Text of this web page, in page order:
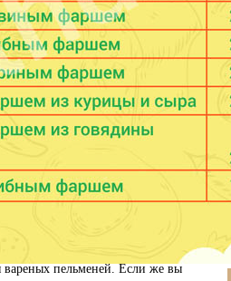
вареных пельменей. Если же вы